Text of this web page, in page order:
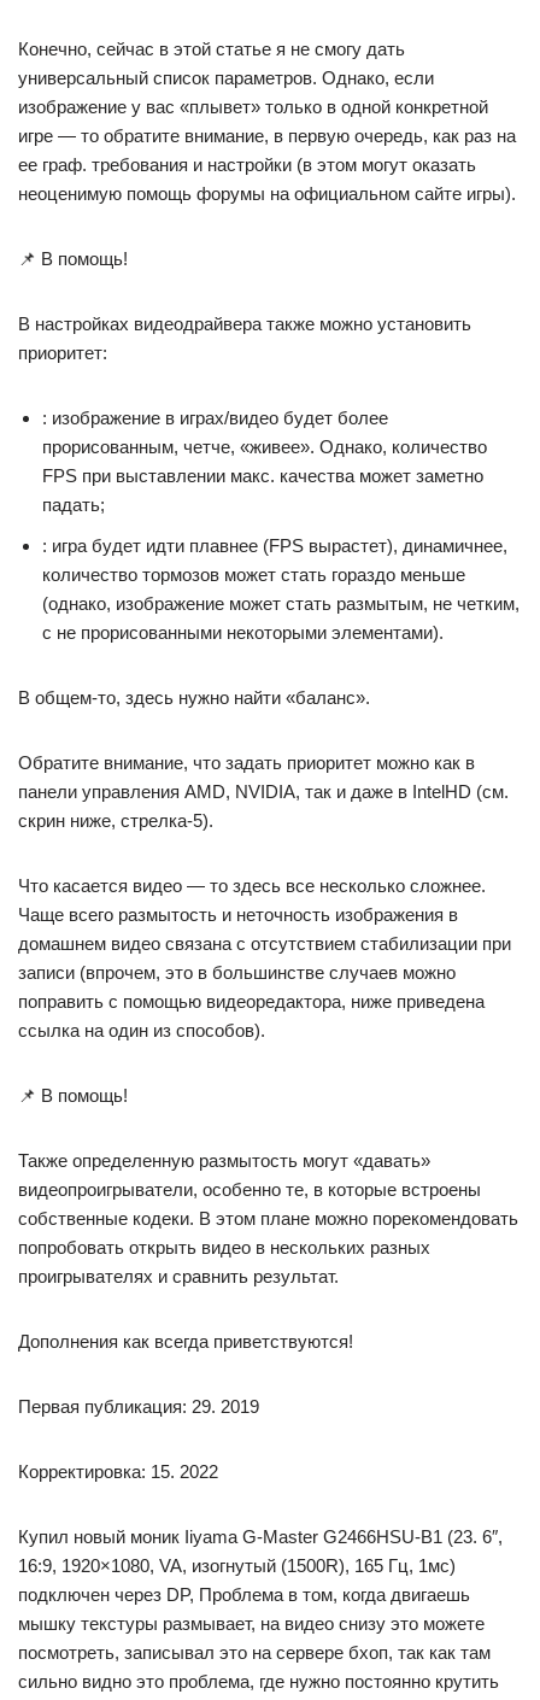
Конечно, сейчас в этой статье я не смогу дать
универсальный список параметров. Однако, если
изображение у вас «плывет» только в одной конкретной
игре — то обратите внимание, в первую очередь, как раз на
ее граф. требования и настройки (в этом могут оказать
неоценимую помощь форумы на официальном сайте игры).
📌 В помощь!
В настройках видеодрайвера также можно установить
приоритет:
: изображение в играх/видео будет более
прорисованным, четче, «живее». Однако, количество
FPS при выставлении макс. качества может заметно
падать;
: игра будет идти плавнее (FPS вырастет), динамичнее,
количество тормозов может стать гораздо меньше
(однако, изображение может стать размытым, не четким,
с не прорисованными некоторыми элементами).
В общем-то, здесь нужно найти «баланс».
Обратите внимание, что задать приоритет можно как в
панели управления AMD, NVIDIA, так и даже в IntelHD (см.
скрин ниже, стрелка-5).
Что касается видео — то здесь все несколько сложнее.
Чаще всего размытость и неточность изображения в
домашнем видео связана с отсутствием стабилизации при
записи (впрочем, это в большинстве случаев можно
поправить с помощью видеоредактора, ниже приведена
ссылка на один из способов).
📌 В помощь!
Также определенную размытость могут «давать»
видеопроигрыватели, особенно те, в которые встроены
собственные кодеки. В этом плане можно порекомендовать
попробовать открыть видео в нескольких разных
проигрывателях и сравнить результат.
Дополнения как всегда приветствуются!
Первая публикация: 29. 2019
Корректировка: 15. 2022
Купил новый моник Iiyama G-Master G2466HSU-B1 (23. 6″,
16:9, 1920×1080, VA, изогнутый (1500R), 165 Гц, 1мс)
подключен через DP, Проблема в том, когда двигаешь
мышку текстуры размывает, на видео снизу это можете
посмотреть, записывал это на сервере бхоп, так как там
сильно видно это проблема, где нужно постоянно крутить